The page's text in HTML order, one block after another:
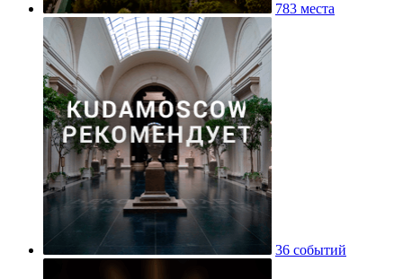
783 места
36 событий